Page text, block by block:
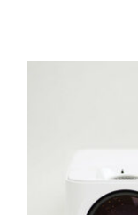
Beamer